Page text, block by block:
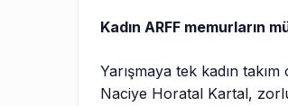
Kadın ARFF memurların
Yarışmaya tek kadın
Naciye Horatal Kartal,